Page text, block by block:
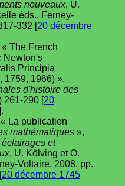
nouveaux, U.
éds., Ferney-
332 [20 décembre
The French
Newton's
Principia
1759, 1966) »,
d'histoire des
261-290 [20
La publication
mathématiques »,
et
, U. Kölving et O.
Voltaire, 2008, pp.
20 décembre 1745